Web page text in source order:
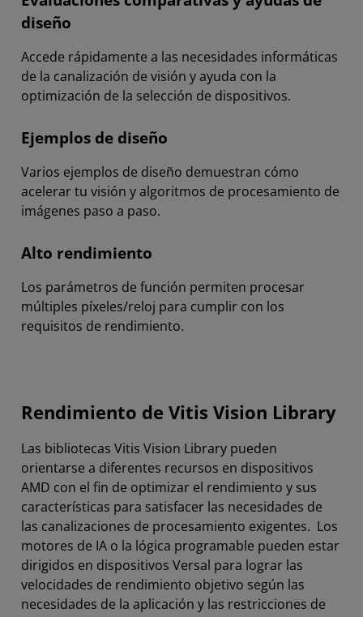
diseño
Accede rápidamente a las necesidades informáticas
de la canalización de visión y ayuda con la
optimización de la selección de dispositivos.
Ejemplos de diseño
Varios ejemplos de diseño demuestran cómo
acelerar tu visión y algoritmos de procesamiento de
imágenes paso a paso.
Alto rendimiento
Los parámetros de función permiten procesar
múltiples píxeles/reloj para cumplir con los
requisitos de rendimiento.
Rendimiento de Vitis Vision Library
Las bibliotecas Vitis Vision Library pueden
orientarse a diferentes recursos en dispositivos
AMD con el fin de optimizar el rendimiento y sus
características para satisfacer las necesidades de
las canalizaciones de procesamiento exigentes. Los
motores de IA o la lógica programable pueden estar
dirigidos en dispositivos Versal para lograr las
velocidades de rendimiento objetivo según las
necesidades de la aplicación y las restricciones de